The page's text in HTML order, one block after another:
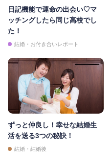
日記機能で運命の出会い♡マ
ッチングしたら同じ高校でし
た！
結婚・お付き合いレポート
ずっと仲良し！幸せな結婚生
活を送る3つの秘訣！
結婚・結婚後